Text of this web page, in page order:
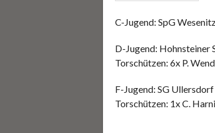
C-Jugend: SpG
D-Jugend: Hohnsteiner
Torschützen: 6x P.
F-Jugend: SG
Torschützen: 1x C.